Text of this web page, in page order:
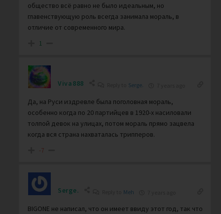
общество всё равно не было идеальным, но
главенствующую роль всегда занимала мораль, в
отличие от современного мира.
1
Viva888 Serge.
Да, на Руси издревле была поголовная мораль,
особенно когда по 20 партийцев в 1920-х насиловали
толпой девок на улицах, потом мораль прямо зацвела
когда вся страна нахваталась трипперов.
-7
Serge. Meh
BIGONE не написал, что он имеет ввиду этот год, так что